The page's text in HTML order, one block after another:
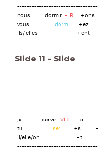
nous dormir - IR + ons
vous dorm+ ez -
ils/ elles + ent ->
Slide 11 - Slide
je servir- VIR+ s -
tu
ser + s ->
il/elle/on + t ->